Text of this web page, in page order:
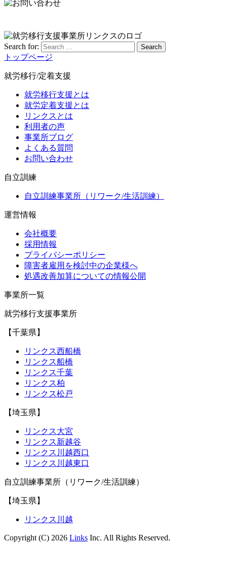
Search for: Search
トップページ
就労移行/定着支援
就労移行支援とは
就労定着支援とは
リンクスとは
利用者の声
事業所ブログ
よくある質問
お問い合わせ
自立訓練
自立訓練事業所（リワーク/生活訓練）
運営情報
会社概要
採用情報
プライバシーポリシー
障害者雇用を検討中の企業様へ
処遇改善加算についての情報公開
事業所一覧
就労移行支援事業所
【千葉県】
リンクス西船橋
リンクス船橋
リンクス千葉
リンクス柏
リンクス松戸
【埼玉県】
リンクス大宮
リンクス新越谷
リンクス川越西口
リンクス川越東口
自立訓練事業所（リワーク/生活訓練）
【埼玉県】
リンクス川越
Copyright (C) 2026 Links Inc. All Rights Reserved.